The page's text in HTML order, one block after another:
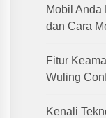
Mobil Anda
dan Cara
Fitur
Wuling
Kenali